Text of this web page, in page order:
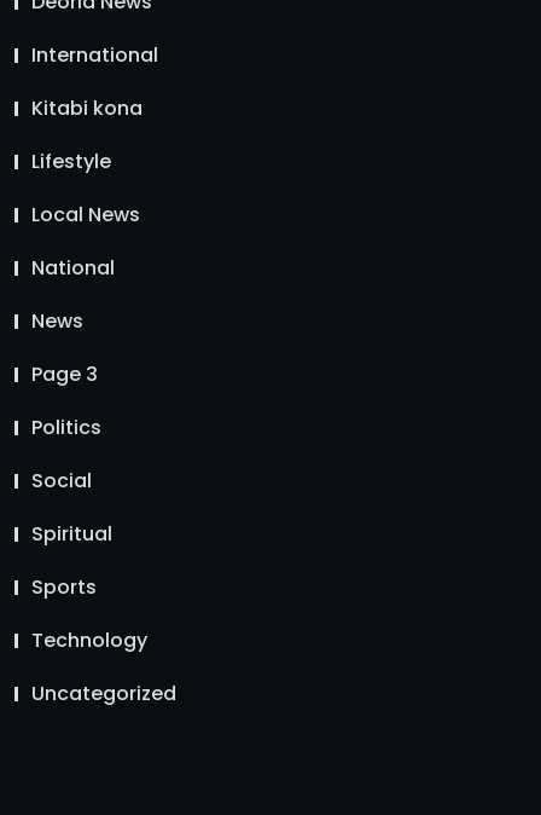
International
Kitabi kona
Lifestyle
Local News
National
News
Page 3
Politics
Social
Spiritual
Sports
Technology
Uncategorized